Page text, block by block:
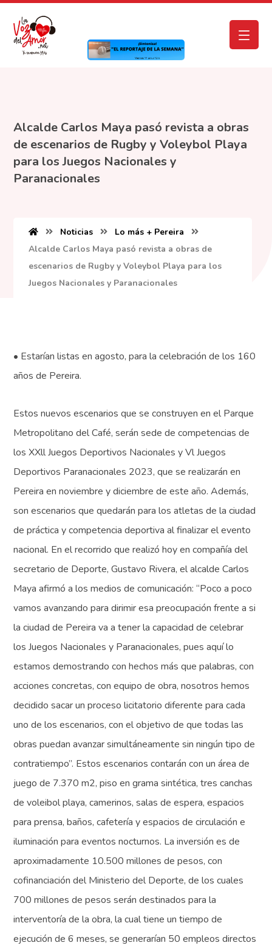
Alcalde Carlos Maya pasó revista a obras
de escenarios de Rugby y Voleybol Playa
para los Juegos Nacionales y
Paranacionales
Noticias
Lo más + Pereira
Alcalde Carlos Maya pasó revista a obras de
escenarios de Rugby y Voleybol Playa para los
Juegos Nacionales y Paranacionales
• Estarían listas en agosto, para la celebración de los 160
años de Pereira.
Estos nuevos escenarios que se construyen en el Parque
Metropolitano del Café, serán sede de competencias de
los XXll Juegos Deportivos Nacionales y Vl Juegos
Deportivos Paranacionales 2023, que se realizarán en
Pereira en noviembre y diciembre de este año. Además,
son escenarios que quedarán para los atletas de la ciudad
de práctica y competencia deportiva al finalizar el evento
nacional. En el recorrido que realizó hoy en compañía del
secretario de Deporte, Gustavo Rivera, el alcalde Carlos
Maya afirmó a los medios de comunicación: “Poco a poco
vamos avanzando para dirimir esa preocupación frente a si
la ciudad de Pereira va a tener la capacidad de celebrar
los Juegos Nacionales y Paranacionales, pues aquí lo
estamos demostrando con hechos más que palabras, con
acciones concretas, con equipo de obra, nosotros hemos
decidido sacar un proceso licitatorio diferente para cada
uno de los escenarios, con el objetivo de que todas las
obras puedan avanzar simultáneamente sin ningún tipo de
contratiempo”. Estos escenarios contarán con un área de
juego de 7.370 m2, piso en grama sintética, tres canchas
de voleibol playa, camerinos, salas de espera, espacios
para prensa, baños, cafetería y espacios de circulación e
iluminación para eventos nocturnos. La inversión es de
aproximadamente 10.500 millones de pesos, con
cofinanciación del Ministerio del Deporte, de los cuales
700 millones de pesos serán destinados para la
interventoría de la obra, la cual tiene un tiempo de
ejecución de 6 meses, se generarían 50 empleos directos